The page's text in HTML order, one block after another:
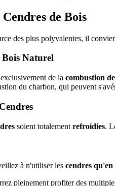
de Bois
des plus polyvalentes, il
Bois Naturel
de la combustion
du charbon, qui peuvent
soient totalement refroidies.
à n'utiliser les cendres
pleinement profiter des